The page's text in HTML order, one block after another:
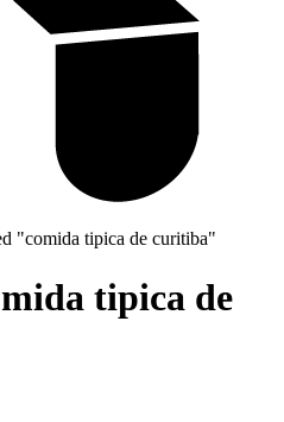
"comida tipica de curitiba"
tipica de